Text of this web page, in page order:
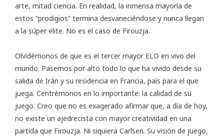
arte, mitad ciencia. En realidad, la inmensa mayoría de
estos “prodigios” termina desvaneciéndose y nunca llegan
a la súper elite. No es el caso de Firouzja.
Olvidémonos de que es el tercer mayor ELO en vivo del
mundo. Pasemos por alto todo lo que ha vivido desde su
salida de Irán y su residencia en Francia, país para el que
juega. Centrémonos en lo importante: la calidad de su
juego. Creo que no es exagerado afirmar que, a día de hoy,
no existe un ajedrecista con mayor creatividad en una
partida que Firouzja. Ni siquiera Carlsen. Su visión de juego,